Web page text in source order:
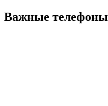
Важные телефоны